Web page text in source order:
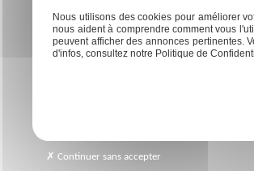
de
l’article
Nous utilisons des cookies pour améliorer
nous aident à comprendre comment vous
peuvent afficher des annonces pertinentes.
d'infos, consultez notre Politique de
Continuer sans accepter